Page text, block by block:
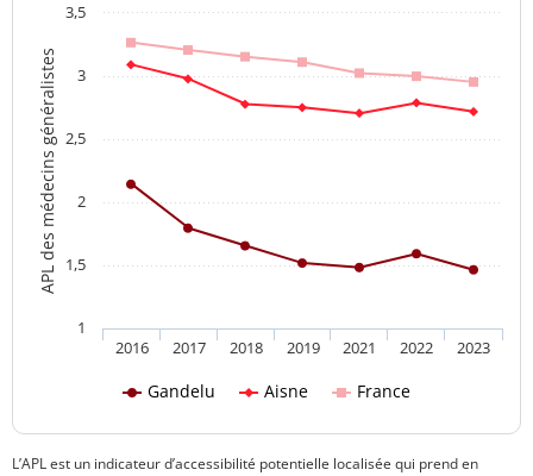
APL des médecins généralistes
Gandelu Aisne France
2016 2017 2018 2019 2021 2022 2023
1
1,5
2
2,5
3
3,5
L’APL est un indicateur d’accessibilité potentielle localisée qui prend en